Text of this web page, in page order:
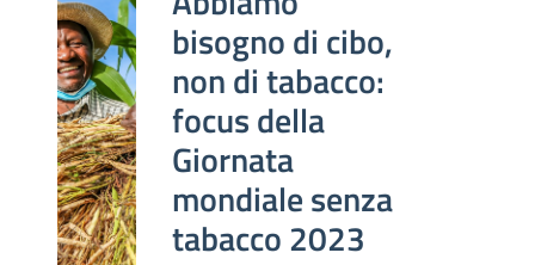
bisogno di cibo,
non di tabacco:
focus della
Giornata
mondiale senza
tabacco 2023